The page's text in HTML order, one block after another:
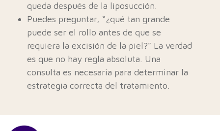
queda después de la liposucción.
Puedes preguntar, “¿qué tan grande
puede ser el rollo antes de que se
requiera la excisión de la piel?” La verdad
es que no hay regla absoluta. Una
consulta es necesaria para determinar la
estrategia correcta del tratamiento.